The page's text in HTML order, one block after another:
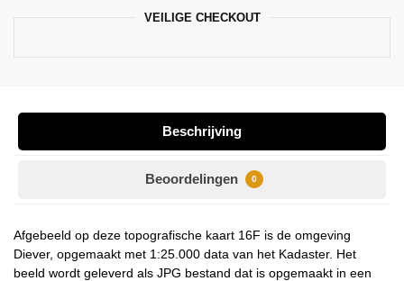
VEILIGE CHECKOUT
Beschrijving
Beoordelingen 0
Afgebeeld op deze topografische kaart 16F is de omgeving
Diever, opgemaakt met 1:25.000 data van het Kadaster. Het
beeld wordt geleverd als JPG bestand dat is opgemaakt in een